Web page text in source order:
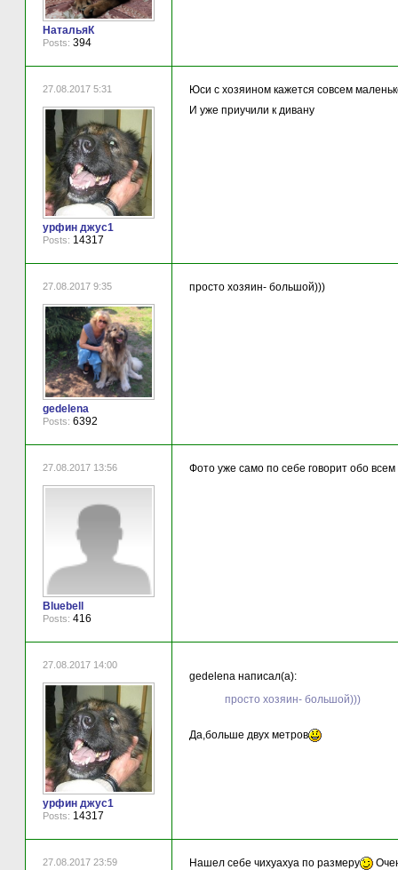
НатальяК
Posts: 394
27.08.2017 5:31
урфин джус1
Posts: 14317
Юси с хозяином кажется совсем
И уже приучили к дивану
27.08.2017 9:35
gedelena
Posts: 6392
просто хозяин- большой)))
27.08.2017 13:56
Bluebell
Posts: 416
Фото уже само по себе говорит обо
27.08.2017 14:00
урфин джус1
Posts: 14317
gedelena написал(а):
просто хозяин- большой)))
Да,больше двух метров
27.08.2017 23:59 Нашел себе чихуахуа по размеру